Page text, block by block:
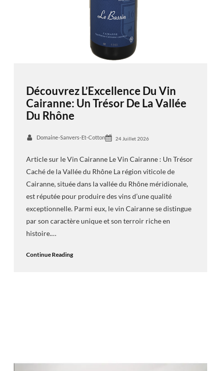
Découvrez L’Excellence Du Vin
Cairanne: Un Trésor De La Vallée
Du Rhône
Domaine-Sanvers-Et-Cotton 24 Juillet 2026
Article sur le Vin Cairanne Le Vin Cairanne : Un Trésor
Caché de la Vallée du Rhône La région viticole de
Cairanne, située dans la vallée du Rhône méridionale,
est réputée pour produire des vins d’une qualité
exceptionnelle. Parmi eux, le vin Cairanne se distingue
par son caractère unique et son terroir riche en
histoire.…
Continue Reading